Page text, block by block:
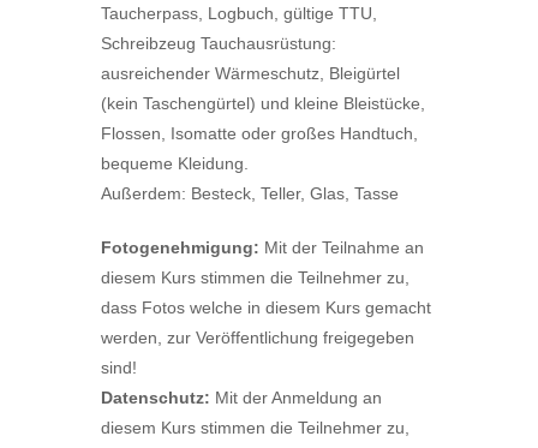
Taucherpass, Logbuch, gültige TTU,
Schreibzeug Tauchausrüstung:
ausreichender Wärmeschutz, Bleigürtel
(kein Taschengürtel) und kleine Bleistücke,
Flossen, Isomatte oder großes Handtuch,
bequeme Kleidung.
Außerdem: Besteck, Teller, Glas, Tasse
Fotogenehmigung: Mit der Teilnahme an
diesem Kurs stimmen die Teilnehmer zu,
dass Fotos welche in diesem Kurs gemacht
werden, zur Veröffentlichung freigegeben
sind!
Datenschutz: Mit der Anmeldung an
diesem Kurs stimmen die Teilnehmer zu,